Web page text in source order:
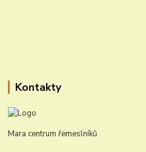
Kontakty
Mara centrum řemeslníků